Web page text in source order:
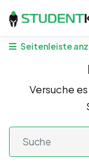
Seitenleiste
Versuche